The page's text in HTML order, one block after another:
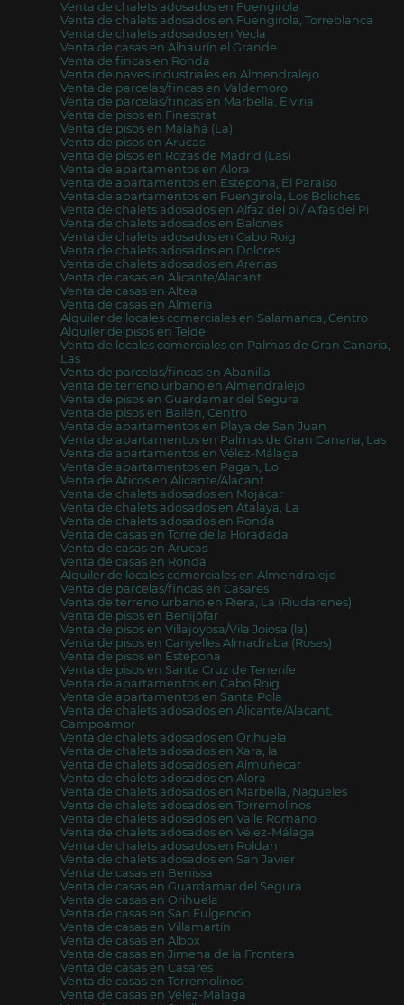
Venta de chalets adosados en Fuengirola
Venta de chalets adosados en Fuengirola, Torreblanca
Venta de chalets adosados en Yecla
Venta de casas en Alhaurín el Grande
Venta de fincas en Ronda
Venta de naves industriales en Almendralejo
Venta de parcelas/fincas en Valdemoro
Venta de parcelas/fincas en Marbella, Elviria
Venta de pisos en Finestrat
Venta de pisos en Malahá (La)
Venta de pisos en Arucas
Venta de pisos en Rozas de Madrid (Las)
Venta de apartamentos en Alora
Venta de apartamentos en Estepona, El Paraiso
Venta de apartamentos en Fuengirola, Los Boliches
Venta de chalets adosados en Alfaz del pi / Alfàs del Pi
Venta de chalets adosados en Balones
Venta de chalets adosados en Cabo Roig
Venta de chalets adosados en Dolores
Venta de chalets adosados en Arenas
Venta de casas en Alicante/Alacant
Venta de casas en Altea
Venta de casas en Almería
Alquiler de locales comerciales en Salamanca, Centro
Alquiler de pisos en Telde
Venta de locales comerciales en Palmas de Gran Canaria,
Las
Venta de parcelas/fincas en Abanilla
Venta de terreno urbano en Almendralejo
Venta de pisos en Guardamar del Segura
Venta de pisos en Bailén, Centro
Venta de apartamentos en Playa de San Juan
Venta de apartamentos en Palmas de Gran Canaria, Las
Venta de apartamentos en Vélez-Málaga
Venta de apartamentos en Pagan, Lo
Venta de Áticos en Alicante/Alacant
Venta de chalets adosados en Mojácar
Venta de chalets adosados en Atalaya, La
Venta de chalets adosados en Ronda
Venta de casas en Torre de la Horadada
Venta de casas en Arucas
Venta de casas en Ronda
Alquiler de locales comerciales en Almendralejo
Venta de parcelas/fincas en Casares
Venta de terreno urbano en Riera, La (Riudarenes)
Venta de pisos en Benijófar
Venta de pisos en Villajoyosa/Vila Joiosa (la)
Venta de pisos en Canyelles Almadraba (Roses)
Venta de pisos en Estepona
Venta de pisos en Santa Cruz de Tenerife
Venta de apartamentos en Cabo Roig
Venta de apartamentos en Santa Pola
Venta de chalets adosados en Alicante/Alacant,
Campoamor
Venta de chalets adosados en Orihuela
Venta de chalets adosados en Xara, la
Venta de chalets adosados en Almuñécar
Venta de chalets adosados en Alora
Venta de chalets adosados en Marbella, Nagüeles
Venta de chalets adosados en Torremolinos
Venta de chalets adosados en Valle Romano
Venta de chalets adosados en Vélez-Málaga
Venta de chalets adosados en Roldan
Venta de chalets adosados en San Javier
Venta de casas en Benissa
Venta de casas en Guardamar del Segura
Venta de casas en Orihuela
Venta de casas en San Fulgencio
Venta de casas en Villamartín
Venta de casas en Albox
Venta de casas en Jimena de la Frontera
Venta de casas en Casares
Venta de casas en Torremolinos
Venta de casas en Vélez-Málaga